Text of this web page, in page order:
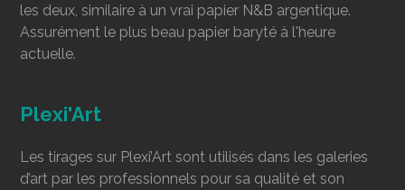
les deux, similaire à un vrai papier N&B argentique.
Assurément le plus beau papier baryté à l'heure
actuelle.
Plexi'Art
Les tirages sur Plexi’Art sont utilisés dans les galeries
d’art par les professionnels pour sa qualité et son